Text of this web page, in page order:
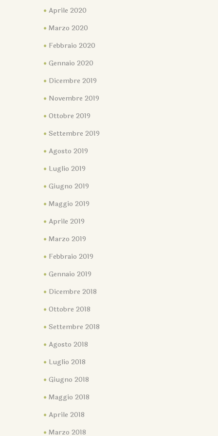
Aprile 2020
Marzo 2020
Febbraio 2020
Gennaio 2020
Dicembre 2019
Novembre 2019
Ottobre 2019
Settembre 2019
Agosto 2019
Luglio 2019
Giugno 2019
Maggio 2019
Aprile 2019
Marzo 2019
Febbraio 2019
Gennaio 2019
Dicembre 2018
Ottobre 2018
Settembre 2018
Agosto 2018
Luglio 2018
Giugno 2018
Maggio 2018
Aprile 2018
Marzo 2018